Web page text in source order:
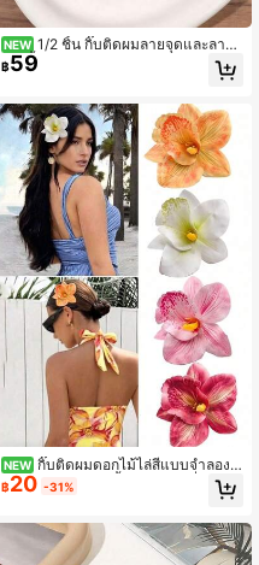
NEW 1/2 ชิ้น กิ๊บติดผมลายจุดและลายท
างสีน้ำตาลคาราเมลวินเทจ, อุปกรณ์ติด
ผมแบบมินิมอล, อุปกรณ์ติดผมที่หรูหรา
฿59
NEW กิ๊บติดผมดอกไม้ไล่สีแบบจำลอง
สำหรับผู้หญิง 4/1 ชิ้น สไตล์แฟชั่น อเนก
ประสงค์ เรียบหรู ดูดี เรียบง่าย มินิมอล
฿20 -31%